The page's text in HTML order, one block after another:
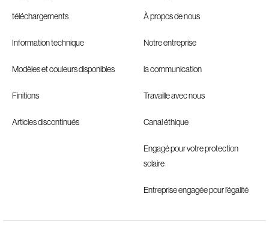
téléchargements
Information technique
Modèles et couleurs disponibles
Finitions
Articles discontinués
À propos de nous
Notre entreprise
la communication
Travaille avec nous
Canal éthique
Engagé pour votre protection
solaire
Entreprise engagée pour l’égalité